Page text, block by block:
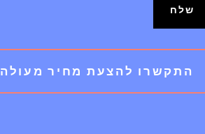
שלח
התקשרו להצעת מחיר מעולה 073-7843132